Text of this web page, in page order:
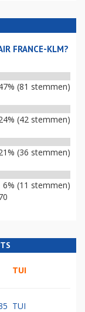
FRANCE-KLM?
(81 stemmen)
(42 stemmen)
(36 stemmen)
6% (11 stemmen)
TUI
TUI